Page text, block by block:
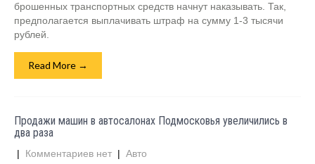
брошенных транспортных средств начнут наказывать. Так,
предполагается выплачивать штраф на сумму 1-3 тысячи
рублей.
Read More →
Продажи машин в автосалонах Подмосковья увеличились в
два раза
| Комментариев нет | Авто